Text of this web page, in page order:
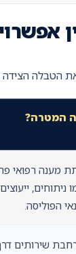
את הטבלה
המטרה?
מענה רפואי
ניתוחים,
הפוליסה.
שירותים